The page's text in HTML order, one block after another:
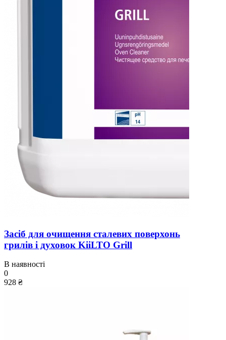
Засіб для очищення сталевих поверхонь
грилів і духовок KiiLTO Grill
В наявності
0
928 ₴